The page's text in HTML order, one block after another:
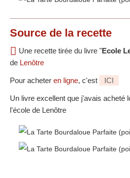
Source de la recette
Une recette tirée du livre "Ecole
de Lenôtre
Pour acheter en ligne, c'est ICI
Un livre excellent que j'avais acheté
l'école de Lenôtre